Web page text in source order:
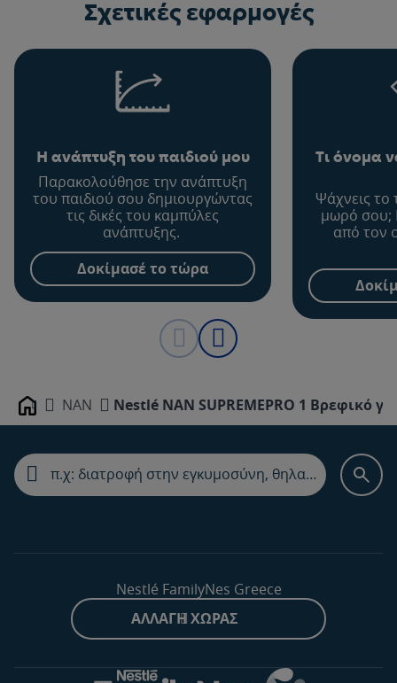
Σχετικές εφαρμογές
Η ανάπτυξη του παιδιού μου
Παρακολούθησε την ανάπτυξη
του παιδιού σου δημιουργώντας
τις δικές του καμπύλες
ανάπτυξης.
Δοκίμασέ το τώρα
Τι όνομα
Ψάχνεις το
μωρό σου;
από τον
Home NAN Nestlé NAN SUPREMEPRO 1 Βρεφικό
Nestlé FamilyNes Greece
ΑΛΛΑΓΉ ΧΏΡΑΣ